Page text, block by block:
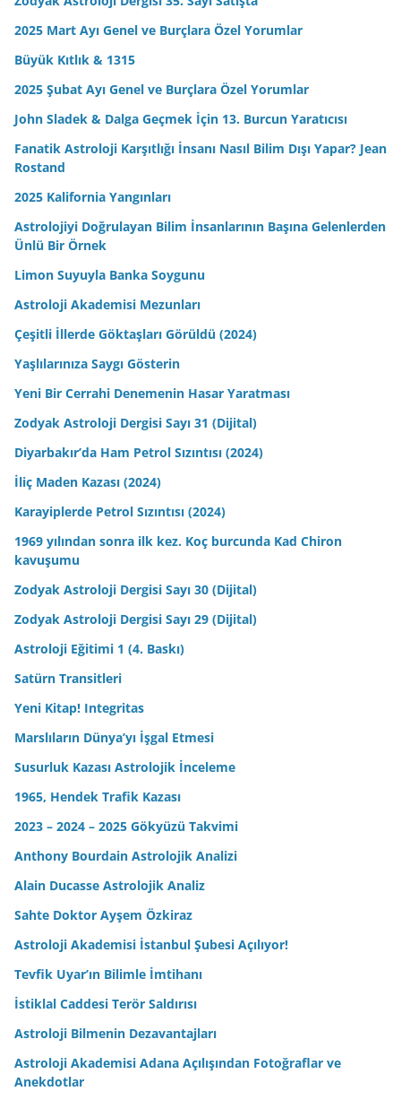
2025 Mart Ayı Genel ve Burçlara Özel Yorumlar
Büyük Kıtlık & 1315
2025 Şubat Ayı Genel ve Burçlara Özel Yorumlar
John Sladek & Dalga Geçmek İçin 13. Burcun Yaratıcısı
Fanatik Astroloji Karşıtlığı İnsanı Nasıl Bilim Dışı Yapar? Jean
Rostand
2025 Kalifornia Yangınları
Astrolojiyi Doğrulayan Bilim İnsanlarının Başına Gelenlerden
Ünlü Bir Örnek
Limon Suyuyla Banka Soygunu
Astroloji Akademisi Mezunları
Çeşitli İllerde Göktaşları Görüldü (2024)
Yaşlılarınıza Saygı Gösterin
Yeni Bir Cerrahi Denemenin Hasar Yaratması
Zodyak Astroloji Dergisi Sayı 31 (Dijital)
Diyarbakır’da Ham Petrol Sızıntısı (2024)
İliç Maden Kazası (2024)
Karayiplerde Petrol Sızıntısı (2024)
1969 yılından sonra ilk kez. Koç burcunda Kad Chiron
kavuşumu
Zodyak Astroloji Dergisi Sayı 30 (Dijital)
Zodyak Astroloji Dergisi Sayı 29 (Dijital)
Astroloji Eğitimi 1 (4. Baskı)
Satürn Transitleri
Yeni Kitap! Integritas
Marslıların Dünya’yı İşgal Etmesi
Susurluk Kazası Astrolojik İnceleme
1965, Hendek Trafik Kazası
2023 – 2024 – 2025 Gökyüzü Takvimi
Anthony Bourdain Astrolojik Analizi
Alain Ducasse Astrolojik Analiz
Sahte Doktor Ayşem Özkiraz
Astroloji Akademisi İstanbul Şubesi Açılıyor!
Tevfik Uyar’ın Bilimle İmtihanı
İstiklal Caddesi Terör Saldırısı
Astroloji Bilmenin Dezavantajları
Astroloji Akademisi Adana Açılışından Fotoğraflar ve
Anekdotlar